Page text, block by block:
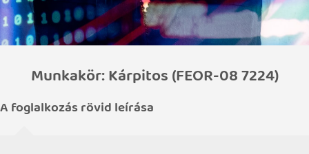
Munkakör: Kárpitos (FEOR-08 7224)
A foglalkozás rövid leírása